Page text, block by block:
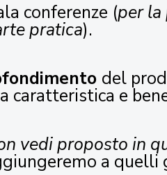
conferenze (per la
pratica).
del
caratteristica e
vedi proposto in
a quelli